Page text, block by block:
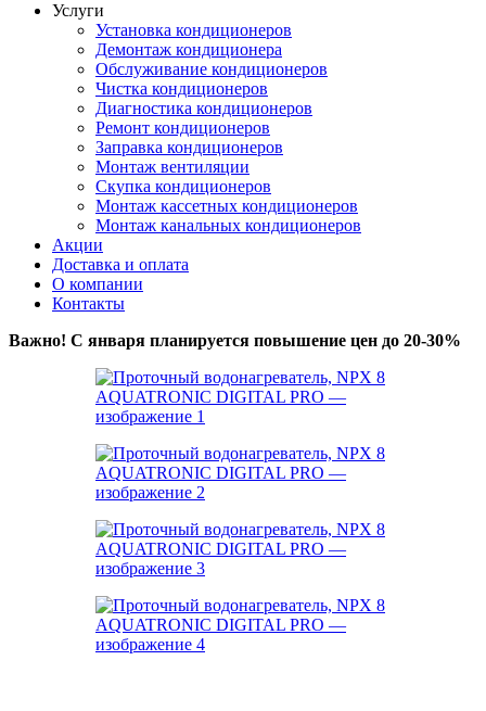
Услуги
Установка кондиционеров
Демонтаж кондиционера
Обслуживание кондиционеров
Чистка кондиционеров
Диагностика кондиционеров
Ремонт кондиционеров
Заправка кондиционеров
Монтаж вентиляции
Скупка кондиционеров
Монтаж кассетных кондиционеров
Монтаж канальных кондиционеров
Акции
Доставка и оплата
О компании
Контакты
Важно! С января планируется повышение цен до 20-30%